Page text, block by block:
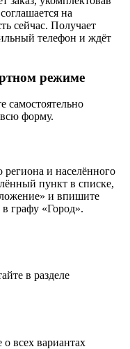
на
сейчас. Получает
телефон и ждёт
режиме
самостоятельно
форму.
и населённого
пункт в списке,
и впишите
в графу «Город».
в разделе
всех вариантах